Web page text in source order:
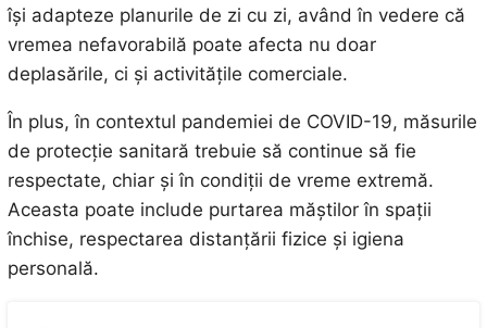
își adapteze planurile de zi cu zi, având în vedere că
vremea nefavorabilă poate afecta nu doar
deplasările, ci și activitățile comerciale.
În plus, în contextul pandemiei de COVID-19, măsurile
de protecție sanitară trebuie să continue să fie
respectate, chiar și în condiții de vreme extremă.
Aceasta poate include purtarea măștilor în spații
închise, respectarea distanțării fizice și igiena
personală.